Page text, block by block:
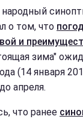
о том, что
и
зима"
(14 января
апреля.
что ранее